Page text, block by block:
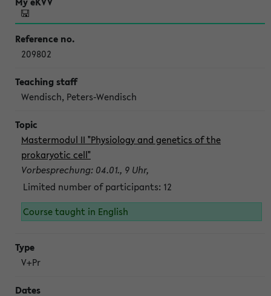
209802
Wendisch, Peters-Wendisch
Mastermodul II "Physiology and genetics of the
prokaryotic cell"
Vorbesprechung: 04.01., 9 Uhr,
Limited number of participants: 12
Course taught in English
V+Pr